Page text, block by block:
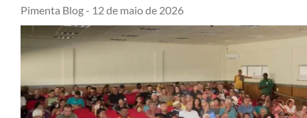
Pimenta Blog - 12 de maio de 2026